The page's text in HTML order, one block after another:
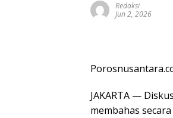
Redaksi
Jun 2, 2026
JAKARTA —
membahas